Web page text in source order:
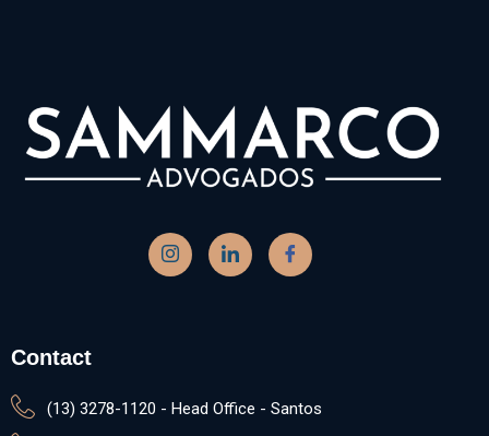
Contact
(13) 3278-1120 - Head Office - Santos